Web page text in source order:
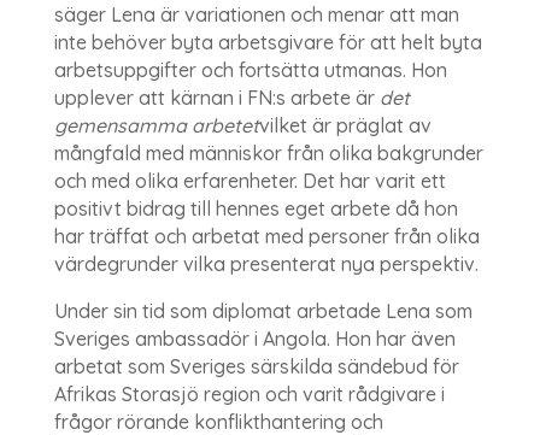
säger Lena är variationen och menar att man
inte behöver byta arbetsgivare för att helt byta
arbetsuppgifter och fortsätta utmanas. Hon
upplever att kärnan i FN:s arbete ärdet
gemensamma arbetetvilket är präglat av
mångfald med människor från olika bakgrunder
och med olika erfarenheter. Det har varit ett
positivt bidrag till hennes eget arbete då hon
har träffat och arbetat med personer från olika
värdegrunder vilka presenterat nya perspektiv.
Under sin tid som diplomat arbetade Lena som
Sveriges ambassadör i Angola. Hon har även
arbetat som Sveriges särskilda sändebud för
Afrikas Storasjö region och varit rådgivare i
frågor rörande konflikthantering och